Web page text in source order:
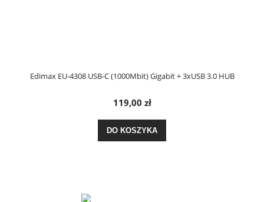
Edimax EU-4308 USB-C (1000Mbit) Gigabit + 3xUSB 3.0 HUB
119,00 zł
DO KOSZYKA